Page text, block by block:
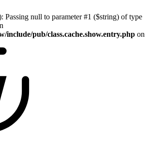
Passing null to parameter #1 ($string) of type
include/pub/class.cache.show.entry.php on